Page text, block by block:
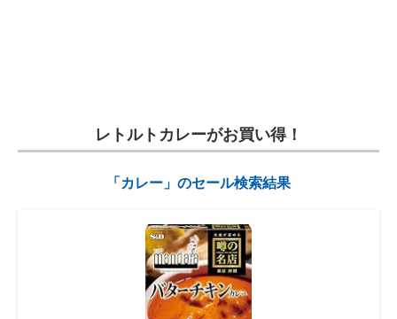
レトルトカレーがお買い得！
「カレー」のセール検索結果